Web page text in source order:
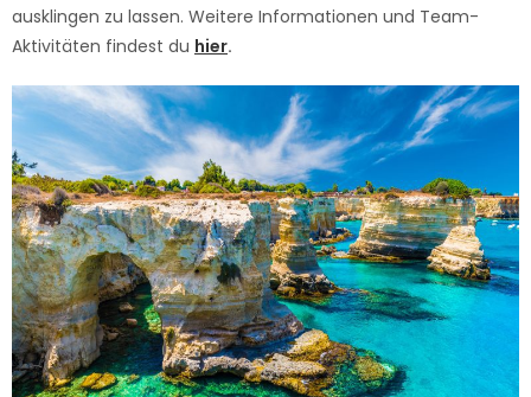
ausklingen zu lassen. Weitere Informationen und Team-
Aktivitäten findest du hier.